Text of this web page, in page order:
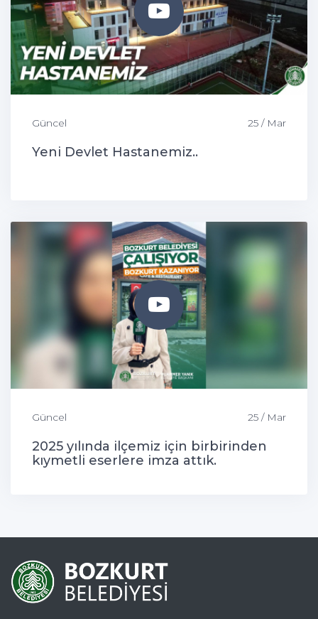
Güncel 25 / Mar
Yeni Devlet Hastanemiz..
Güncel 25 / Mar
2025 yılında ilçemiz için birbirinden
kıymetli eserlere imza attık.